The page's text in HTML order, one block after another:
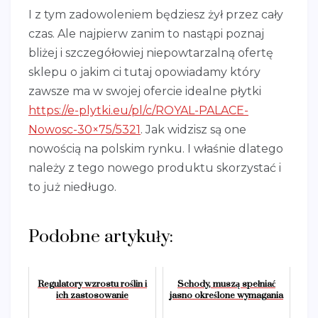
I z tym zadowoleniem będziesz żył przez cały
czas. Ale najpierw zanim to nastąpi poznaj
bliżej i szczegółowiej niepowtarzalną ofertę
sklepu o jakim ci tutaj opowiadamy który
zawsze ma w swojej ofercie idealne płytki
https://e-plytki.eu/pl/c/ROYAL-PALACE-
Nowosc-30×75/5321 . Jak widzisz są one
nowością na polskim rynku. I właśnie dlatego
należy z tego nowego produktu skorzystać i
to już niedługo.
Podobne artykuły:
Regulatory wzrostu roślin i
ich zastosowanie
Schody, muszą spełniać
jasno określone wymagania